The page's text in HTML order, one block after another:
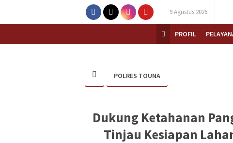
9 Agustus 2026
PROFIL
POLRES TOUNA
Dukung Ketahanan
Tinjau Kesiapan